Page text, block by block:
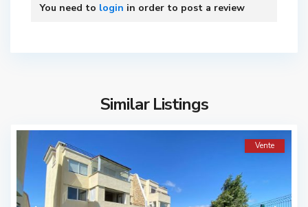
You need to login in order to post a review
Similar Listings
Vente